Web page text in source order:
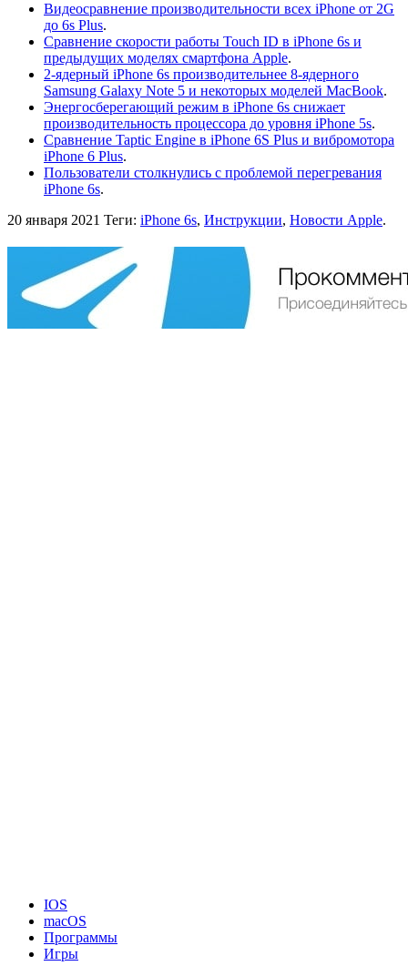
Видеосравнение производительности всех iPhone от 2G
до 6s Plus.
Сравнение скорости работы Touch ID в iPhone 6s и
предыдущих моделях смартфона Apple.
2-ядерный iPhone 6s производительнее 8-ядерного
Samsung Galaxy Note 5 и некоторых моделей MacBook.
Энергосберегающий режим в iPhone 6s снижает
производительность процессора до уровня iPhone 5s.
Сравнение Taptic Engine в iPhone 6S Plus и вибромотора
iPhone 6 Plus.
Пользователи столкнулись с проблемой перегревания
iPhone 6s.
20 января 2021 Теги: iPhone 6s, Инструкции, Новости Apple.
IOS
macOS
Программы
Игры